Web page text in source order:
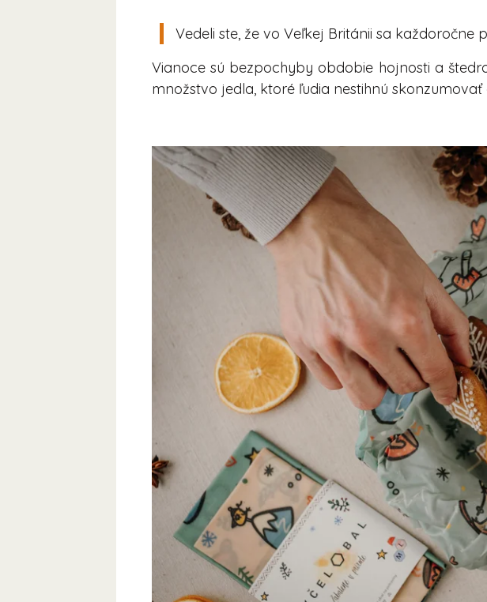
Vedeli ste, že vo Veľkej Británii sa
Vianoce sú bezpochyby obdobie hojnosti a
množstvo jedla, ktoré ľudia nestihnú